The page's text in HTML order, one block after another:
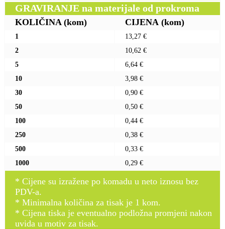
GRAVIRANJE na materijale od prokroma
KOLIČINA (kom) CIJENA (kom)
1
13,27 €
2
10,62 €
5
6,64 €
10
3,98 €
30
0,90 €
50
0,50 €
100
0,44 €
250
0,38 €
500
0,33 €
1000
0,29 €
* Cijene su izražene po komadu u neto iznosu bez
PDV-a.
* Minimalna količina za tisak je 1 kom.
* Cijena tiska je eventualno podložna promjeni nakon
uvida u motiv za tisak.